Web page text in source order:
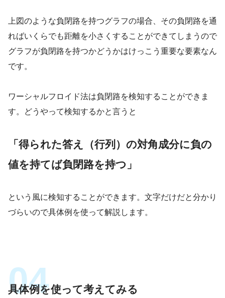
上図のような負閉路を持つグラフの場合、その負閉路を通
ればいくらでも距離を小さくすることができてしまうので
グラフが負閉路を持つかどうかはけっこう重要な要素なん
です。
ワーシャルフロイド法は負閉路を検知することができま
す。どうやって検知するかと言うと
「得られた答え（行列）の対角成分に負の
値を持てば負閉路を持つ」
という風に検知することができます。文字だけだと分かり
づらいので具体例を使って解説します。
具体例を使って考えてみる